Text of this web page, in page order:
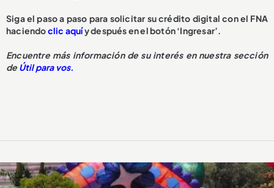
Siga el paso a paso para solicitar su crédito digital con el FNA
haciendoclic aquíy después en el botón ‘Ingresar’.
Encuentre más información de su interés en nuestra sección
deÚtil para vos.